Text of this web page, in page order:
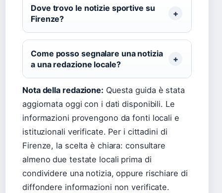
Dove trovo le notizie sportive su
Firenze?
Come posso segnalare una notizia
a una redazione locale?
Nota della redazione: Questa guida è stata
aggiornata oggi con i dati disponibili. Le
informazioni provengono da fonti locali e
istituzionali verificate. Per i cittadini di
Firenze, la scelta è chiara: consultare
almeno due testate locali prima di
condividere una notizia, oppure rischiare di
diffondere informazioni non verificate.